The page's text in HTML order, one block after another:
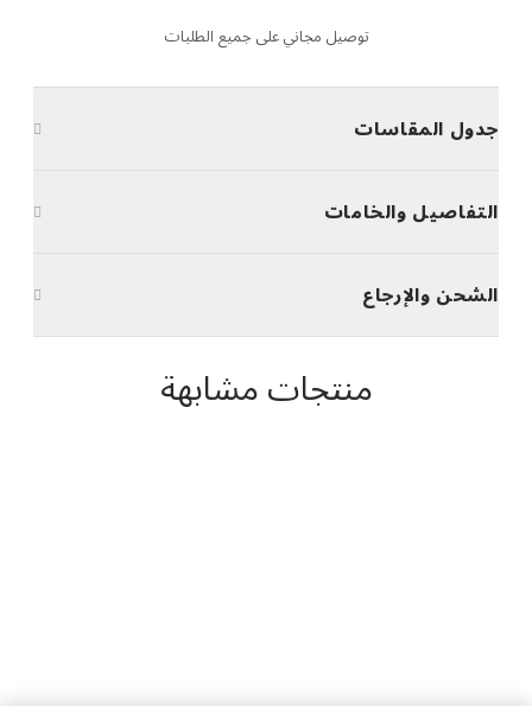
توصيل مجاني على جميع الطلبات
جدول المقاسات
التفاصيل والخامات
الشحن والإرجاع
منتجات مشابهة